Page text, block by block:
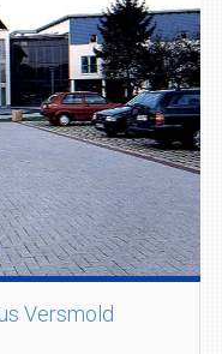
Versmold